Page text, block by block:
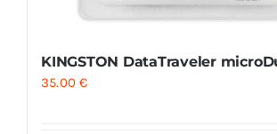
KINGSTON DataTraveler
35.00€